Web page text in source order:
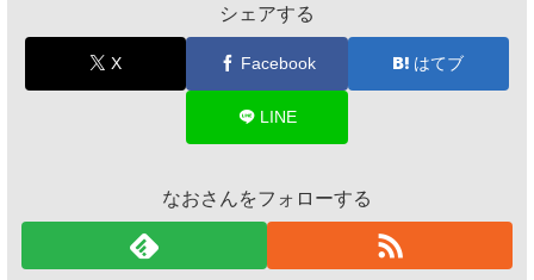
シェアする
X Facebook はてブ
LINE
なおさんをフォローする